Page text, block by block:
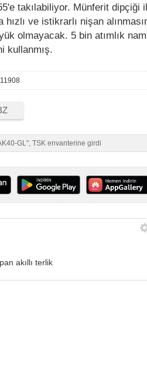
takılabiliyor. Münferit dipçiği
ve istikrarlı nişan
olmayacak. 5 bin atımlık
kullanmış.
GL", TSK envanterine girdi
akıllı terlik